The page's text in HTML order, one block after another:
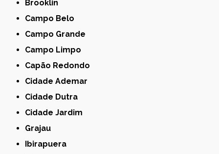
Brooklin
Campo Belo
Campo Grande
Campo Limpo
Capão Redondo
Cidade Ademar
Cidade Dutra
Cidade Jardim
Grajau
Ibirapuera